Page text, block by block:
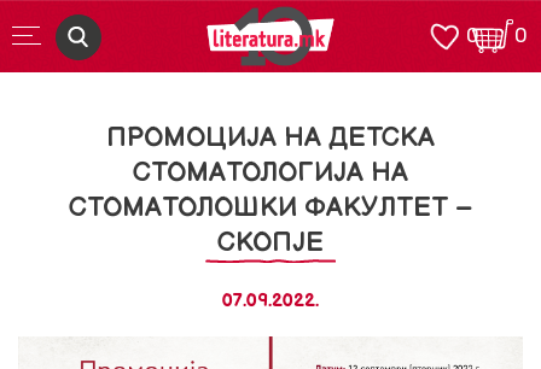
0
0
ПРОМОЦИЈА НА ДЕТСКА
СТОМАТОЛОГИЈА НА
СТОМАТОЛОШКИ ФАКУЛТЕТ –
СКОПЈЕ
07.09.2022.